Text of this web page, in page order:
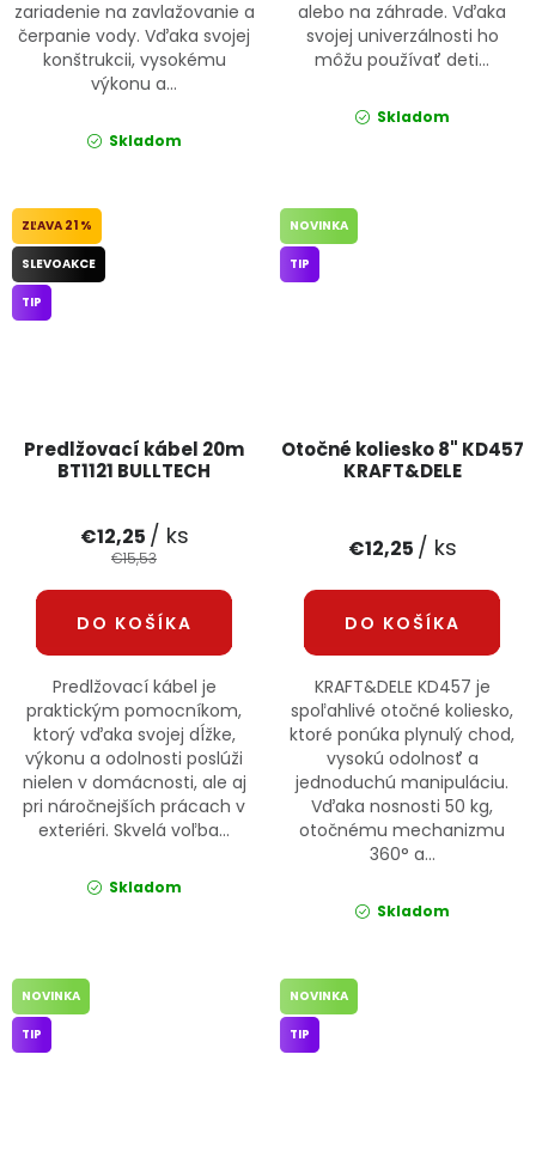
zariadenie na zavlažovanie a
čerpanie vody. Vďaka svojej
konštrukcii, vysokému
výkonu a...
Skladom
alebo na záhrade. Vďaka
svojej univerzálnosti ho
môžu používať deti...
Skladom
Predlžovací kábel 20m
BT1121 BULLTECH
21 %
SLEVOAKCE
TIP
€12,25 / ks
€15,53
DO KOŠÍKA
Predlžovací kábel je
praktickým pomocníkom,
ktorý vďaka svojej dĺžke,
výkonu a odolnosti poslúži
nielen v domácnosti, ale aj
pri náročnejších prácach v
exteriéri. Skvelá voľba...
Skladom
Otočné koliesko 8" KD457
KRAFT&DELE
NOVINKA
TIP
€12,25 / ks
DO KOŠÍKA
KRAFT&DELE KD457 je
spoľahlivé otočné koliesko,
ktoré ponúka plynulý chod,
vysokú odolnosť a
jednoduchú manipuláciu.
Vďaka nosnosti 50 kg,
otočnému mechanizmu
360° a...
Skladom
NOVINKA
TIP
NOVINKA
TIP